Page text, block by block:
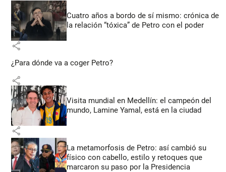
Cuatro años a bordo de sí mismo: crónica de
la relación “tóxica” de Petro con el poder
share
¿Para dónde va a coger Petro?
share
Visita mundial en Medellín: el campeón del
mundo, Lamine Yamal, está en la ciudad
share
La metamorfosis de Petro: así cambió su
físico con cabello, estilo y retoques que
marcaron su paso por la Presidencia